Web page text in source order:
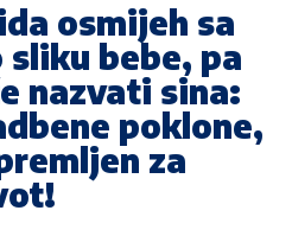
osmijeh sa
bebe, pa
nazvati sina:
poklone,
za